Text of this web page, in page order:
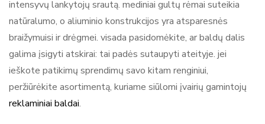
intensyvų lankytojų srautą. mediniai gultų rėmai suteikia
natūralumo, o aliuminio konstrukcijos yra atsparesnės
braižymuisi ir drėgmei. visada pasidomėkite, ar baldų dalis
galima įsigyti atskirai: tai padės sutaupyti ateityje. jei
ieškote patikimų sprendimų savo kitam renginiui,
peržiūrėkite asortimentą, kuriame siūlomi įvairių gamintojų
reklaminiai baldai.